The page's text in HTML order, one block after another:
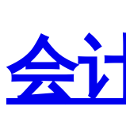
会